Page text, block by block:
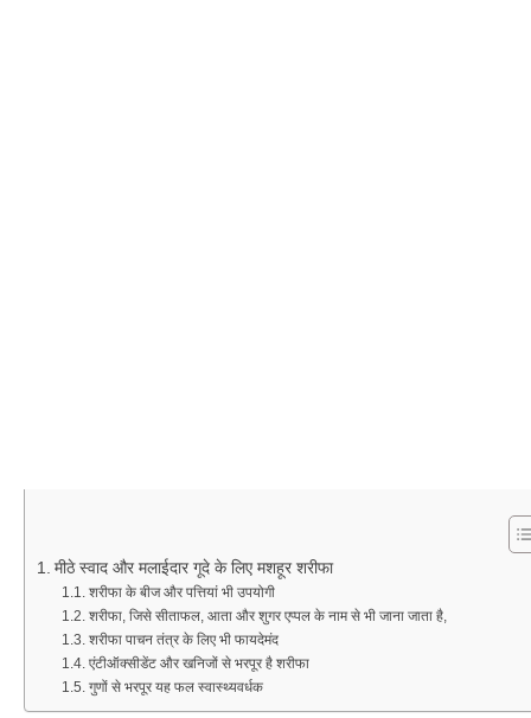
मीठे स्वाद और मलाईदार गूदे के लिए मशहूर शरीफा
शरीफा के बीज और पत्तियां भी उपयोगी
शरीफा, जिसे सीताफल, आता और शुगर एप्पल के नाम से भी जाना जाता है,
शरीफा पाचन तंत्र के लिए भी फायदेमंद
एंटीऑक्सीडेंट और खनिजों से भरपूर है शरीफा
गुणों से भरपूर यह फल स्वास्थ्यवर्धक